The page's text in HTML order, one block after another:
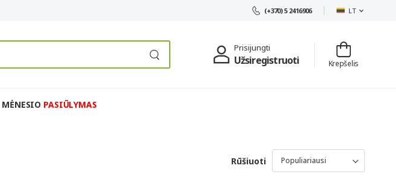
(+370) 5 2416906 LT
Prisijungti
Užsiregistruoti Krepšelis
MĖNESIO PASIŪLYMAS
Rūšiuoti